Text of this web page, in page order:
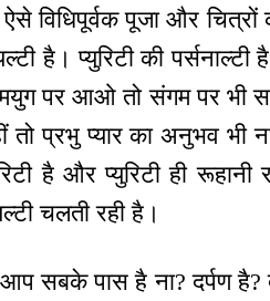
ऐसे विधिपूर्वक पूजा और
है। प्युरिटी की
पर आओ तो संगम पर भी सारे
प्रभु प्यार का अनुभव भी
है और प्युरिटी ही
चलती रही है।
सबके पास है ना? दर्पण है?